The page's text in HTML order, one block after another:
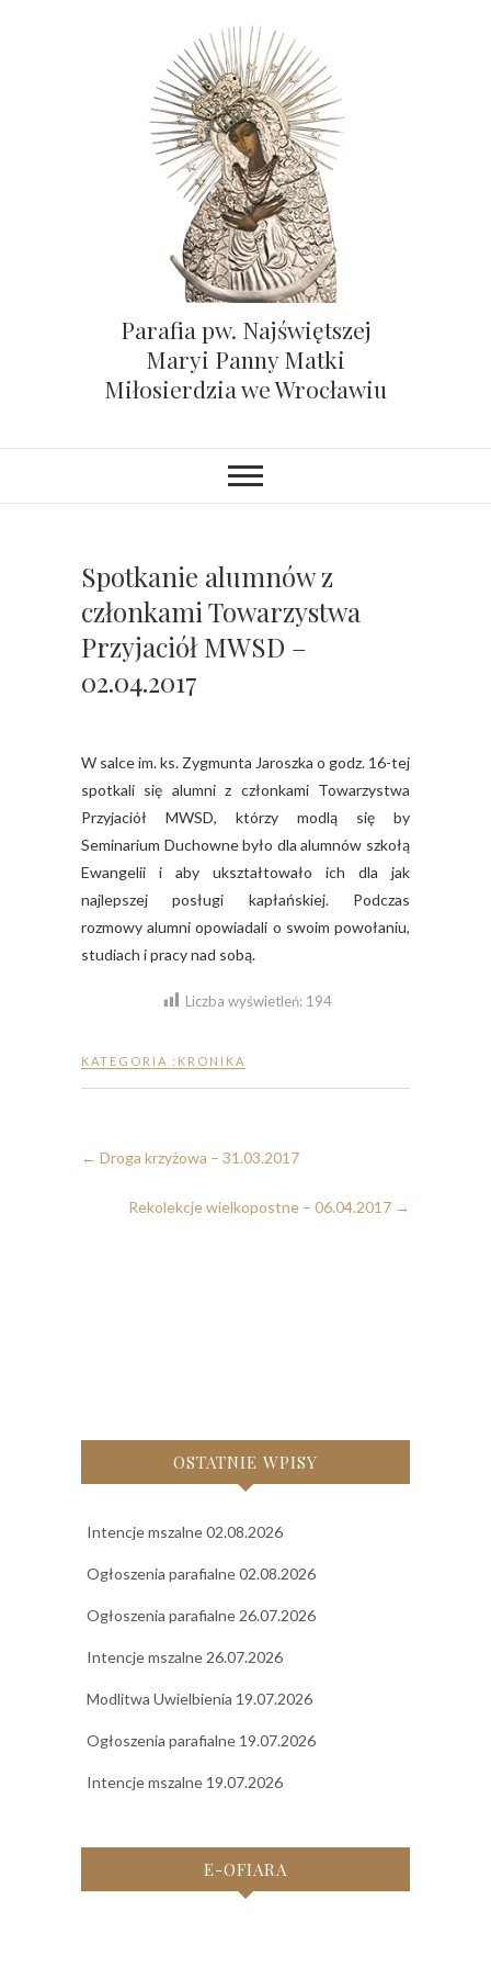
Parafia pw. Najświętszej
Maryi Panny Matki
Miłosierdzia we Wrocławiu
Spotkanie alumnów z
członkami Towarzystwa
Przyjaciół MWSD –
02.04.2017
W salce im. ks. Zygmunta Jaroszka o godz. 16-tej
spotkali się alumni z członkami Towarzystwa
Przyjaciół MWSD, którzy modlą się by
Seminarium Duchowne było dla alumnów szkołą
Ewangelii i aby ukształtowało ich dla jak
najlepszej posługi kapłańskiej. Podczas
rozmowy alumni opowiadali o swoim powołaniu,
studiach i pracy nad sobą.
Liczba wyświetleń: 194
KATEGORIA : KRONIKA
← Droga krzyżowa – 31.03.2017
Rekolekcje wielkopostne – 06.04.2017 →
OSTATNIE WPISY
Intencje mszalne 02.08.2026
Ogłoszenia parafialne 02.08.2026
Ogłoszenia parafialne 26.07.2026
Intencje mszalne 26.07.2026
Modlitwa Uwielbienia 19.07.2026
Ogłoszenia parafialne 19.07.2026
Intencje mszalne 19.07.2026
E-OFIARA